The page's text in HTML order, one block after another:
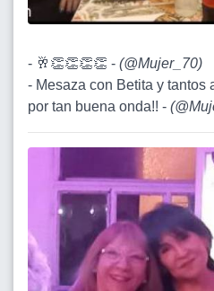
- 🥂👏👏👏👏 - (@Mujer_70)
- Mesaza con Betita y tantos
por tan buena onda!! - (